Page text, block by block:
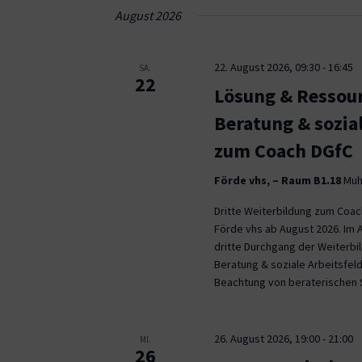
Navigation
August 2026
SA.
22
22. August 2026, 09:30- 16:45
Lösung &
Beratung &
zum Coach DGfC
Förde vhs, – Raum B1.18
Dritte Weiterbildung zum
Förde vhs ab August 2026.
dritte Durchgang der
Beratung & soziale
Beachtung von
MI.
26
26. August 2026, 19:00- 21:00